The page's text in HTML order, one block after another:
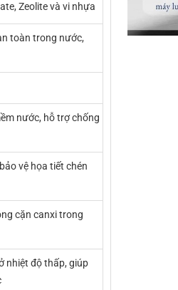
Zeolite và vi nhựa
toàn trong nước,
nước, hỗ trợ chống
vệ họa tiết chén
cặn canxi trong
nhiệt độ thấp, giúp